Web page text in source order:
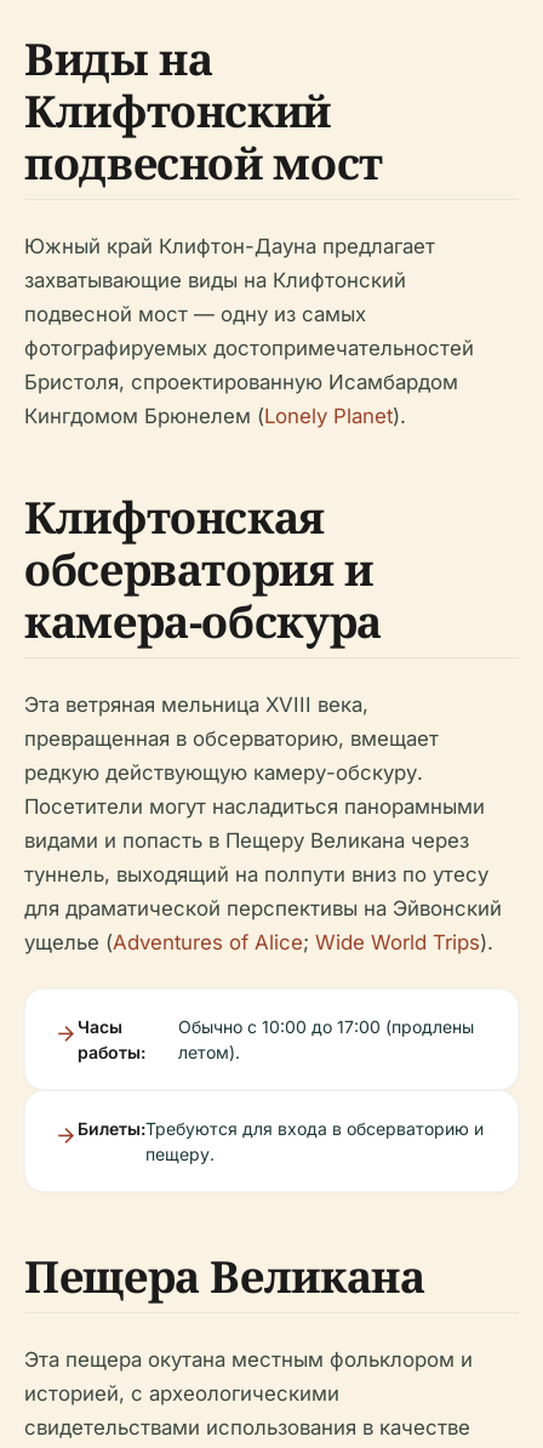
Виды на
Клифтонский
подвесной мост
Южный край Клифтон-Дауна предлагает
захватывающие виды на Клифтонский
подвесной мост — одну из самых
фотографируемых достопримечательностей
Бристоля, спроектированную Исамбардом
Кингдомом Брюнелем (Lonely Planet).
Клифтонская
обсерватория и
камера-обскура
Эта ветряная мельница XVIII века,
превращенная в обсерваторию, вмещает
редкую действующую камеру-обскуру.
Посетители могут насладиться панорамными
видами и попасть в Пещеру Великана через
туннель, выходящий на полпути вниз по утесу
для драматической перспективы на Эйвонский
ущелье (Adventures of Alice; Wide World Trips).
Часы
работы:
Обычно с 10:00 до 17:00 (продлены
летом).
Билеты:Требуются для входа в обсерваторию и
пещеру.
Пещера Великана
Эта пещера окутана местным фольклором и
историей, с археологическими
свидетельствами использования в качестве